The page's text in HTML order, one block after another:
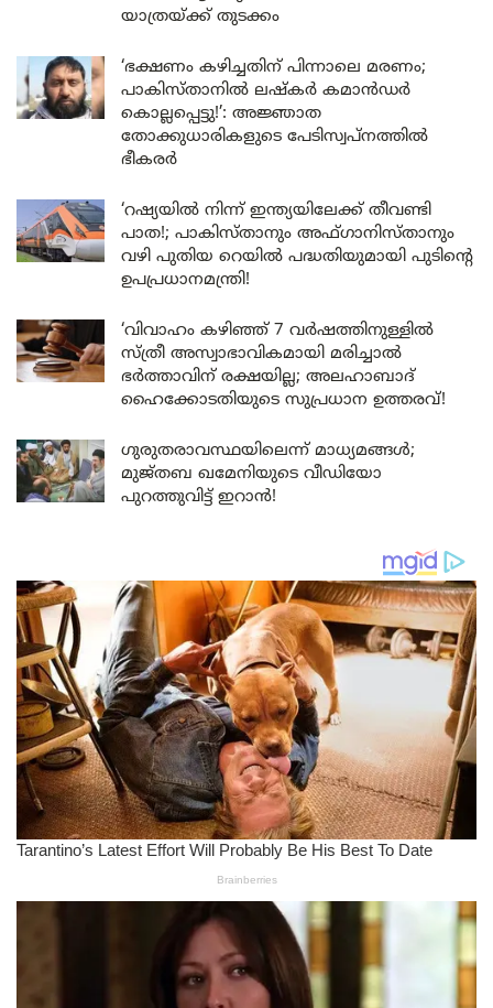
യാത്രയ്ക്ക് തുടക്കം
‘ഭക്ഷണം കഴിച്ചതിന് പിന്നാലെ മരണം;
പാകിസ്താനിൽ ലഷ്കർ കമാൻഡർ
കൊല്ലപ്പെട്ടു!’: അജ്ഞാത
തോക്കുധാരികളുടെ പേടിസ്വപ്നത്തിൽ
ഭീകരർ
‘റഷ്യയിൽ നിന്ന് ഇന്ത്യയിലേക്ക് തീവണ്ടി
പാത!; പാകിസ്താനും അഫ്ഗാനിസ്താനും
വഴി പുതിയ റെയിൽ പദ്ധതിയുമായി പുടിന്റെ
ഉപപ്രധാനമന്ത്രി!
‘വിവാഹം കഴിഞ്ഞ് 7 വർഷത്തിനുള്ളിൽ
സ്ത്രീ അസ്വാഭാവികമായി മരിച്ചാൽ
ഭർത്താവിന് രക്ഷയില്ല; അലഹാബാദ്
ഹൈക്കോടതിയുടെ സുപ്രധാന ഉത്തരവ്!
ഗുരുതരാവസ്ഥയിലെന്ന് മാധ്യമങ്ങൾ;
മുജ്തബ ഖമേനിയുടെ വീഡിയോ
പുറത്തുവിട്ട് ഇറാൻ!